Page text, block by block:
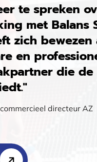
te spreken
met Balans
zich bewezen
en
die
directeur AZ